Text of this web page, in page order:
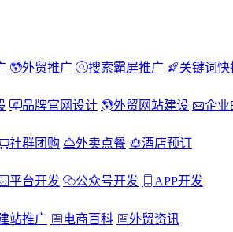
外贸推广 搜索霸屏推广
关键词快
品牌官网设计 外贸网站建设
企业
社群团购 外卖点餐
酒店预订
平台开发 公众号开发
APP开发
站推广 电商百科
外贸资讯